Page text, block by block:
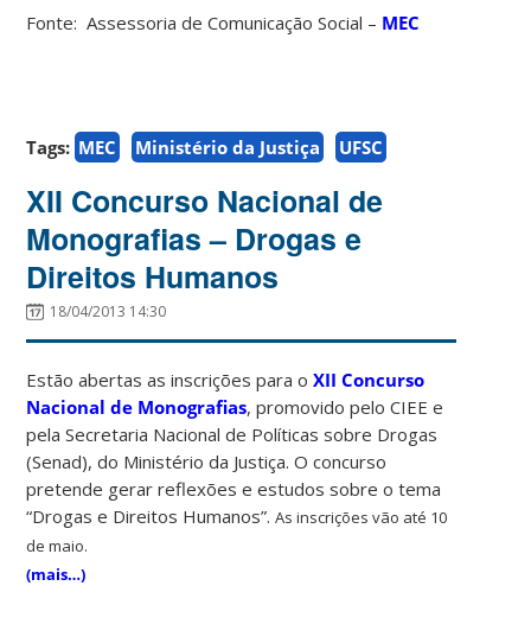
Fonte: Assessoria de Comunicação Social – MEC
Tags: MEC Ministério da Justiça UFSC
XII Concurso Nacional de
Monografias – Drogas e
Direitos Humanos
18/04/2013 14:30
Estão abertas as inscrições para oXII Concurso
Nacional de Monografias, promovido pelo CIEE e
pela Secretaria Nacional de Políticas sobre Drogas
(Senad), do Ministério da Justiça. O concurso
pretende gerar reflexões e estudos sobre o tema
“Drogas e Direitos Humanos”.As inscrições vão até 10
de maio.
(mais…)